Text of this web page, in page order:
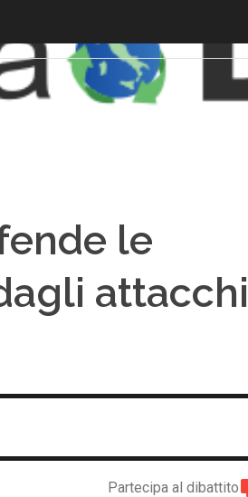
le
attacchi
Partecipa al dibattito